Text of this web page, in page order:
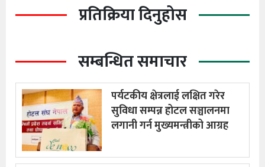
प्रतिक्रिया दिनुहोस
सम्बन्धित समाचार
पर्यटकीय क्षेत्रलाई लक्षित गरेर
सुविधा सम्पन्न होटल सञ्चालनमा
लगानी गर्न मुख्यमन्त्रीको आग्रह